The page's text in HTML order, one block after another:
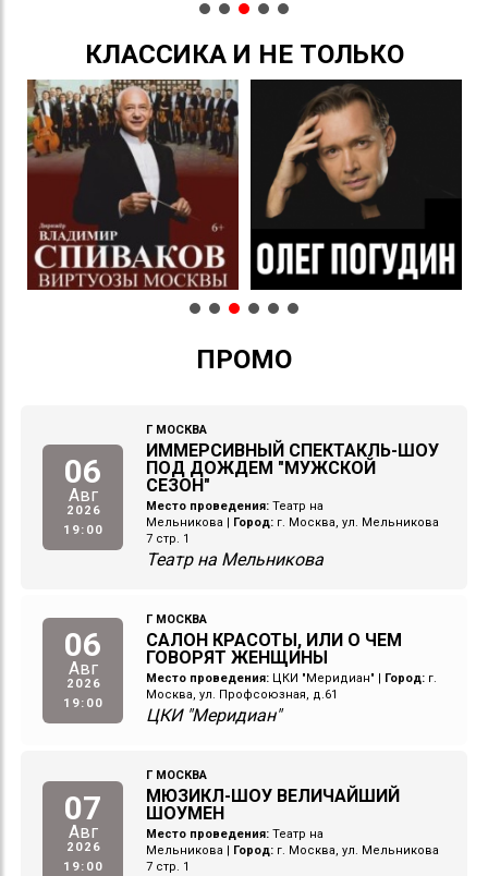
КЛАССИКА И НЕ ТОЛЬКО
ПРОМО
06
Авг
2026
19:00
Г МОСКВА
ИММЕРСИВНЫЙ СПЕКТАКЛЬ-ШОУ
ПОД ДОЖДЕМ "МУЖСКОЙ
СЕЗОН"
Место проведения: Театр на
Мельникова
Город: г. Москва, ул. Мельникова
7 стр. 1
Театр на Мельникова
06
Авг
2026
19:00
Г МОСКВА
САЛОН КРАСОТЫ, ИЛИ О ЧЕМ
ГОВОРЯТ ЖЕНЩИНЫ
Место проведения: ЦКИ "Меридиан" Город: г.
Москва, ул. Профсоюзная, д.61
ЦКИ "Меридиан"
07
Авг
2026
19:00
Г МОСКВА
МЮЗИКЛ-ШОУ ВЕЛИЧАЙШИЙ
ШОУМЕН
Место проведения: Театр на
Мельникова
Город: г. Москва, ул. Мельникова
7 стр. 1